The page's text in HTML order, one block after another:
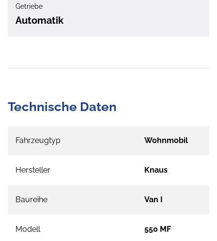
Getriebe
Automatik
Technische Daten
Fahrzeugtyp Wohnmobil
Hersteller Knaus
Baureihe Van I
Modell 550 MF